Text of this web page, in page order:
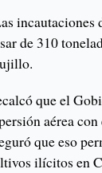
incautaciones
de 310
que el
aérea
que eso
ilícitos en